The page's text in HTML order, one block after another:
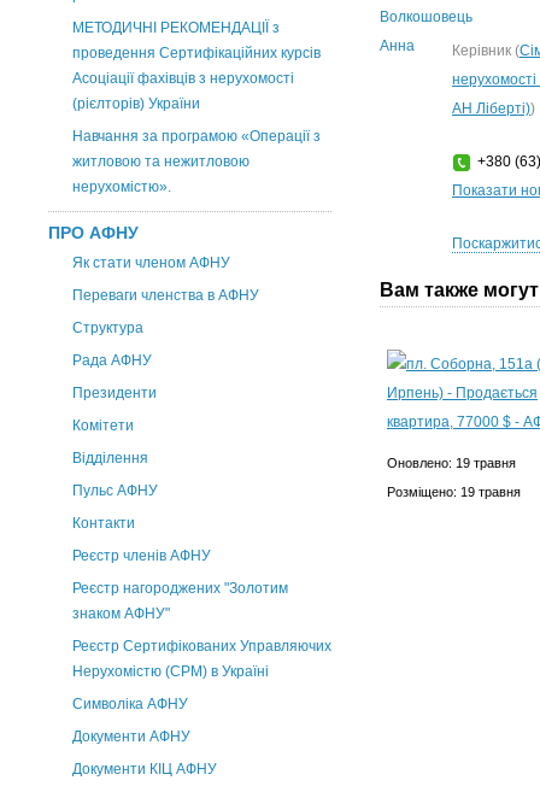
МЕТОДИЧНІ РЕКОМЕНДАЦІЇ з
проведення Сертифікаційних курсів
Асоціації фахівців з нерухомості
(рієлторів) України
Навчання за програмою «Операції з
житловою та нежитловою
нерухомістю».
ПРО АФНУ
Як стати членом АФНУ
Переваги членства в АФНУ
Структура
Рада АФНУ
Президенти
Комітети
Відділення
Пульс АФНУ
Контакти
Реєстр членів АФНУ
Реєстр нагороджених "Золотим
знаком АФНУ"
Реєстр Сертифікованих Управляючих
Нерухомістю (CPM) в Україні
Символіка АФНУ
Документи АФНУ
Документи КІЦ АФНУ
Керівник (
АН Ліберті))
+380
Показати
Вам также
Оновлено: 19 травня
Розміщено: 19 травня